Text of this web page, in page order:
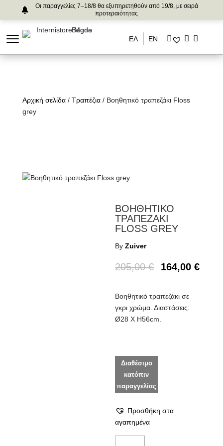
Οι παραγγελίες 7–18/8 θα εξυπηρετηθούν από 19/8, με σειρά
προτεραιότητας
ΕΛ ΕΝ
Αρχική σελίδα/ Τραπέζια/ Βοηθητικό τραπεζάκι Floss
grey
ΒΟΗΘΗΤΙΚΟ
ΤΡΑΠΕΖΑΚΙ
FLOSS GREY
ByZuiver
205,00€ 164,00€
Βοηθητικό τραπεζάκι σε
γκρι χρώμα. Διαστάσεις:
Ø28 Χ Η56cm.
Διαθέσιμο
κατόπιν
παραγγελίας
Προσθήκη στα
αγαπημένα